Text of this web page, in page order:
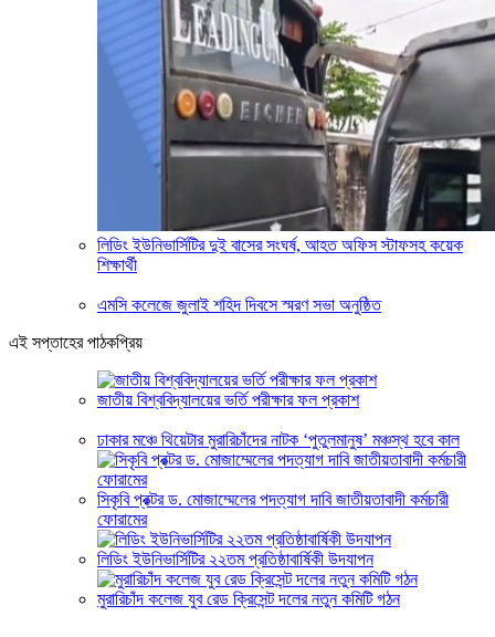
লিডিং ইউনিভার্সিটির দুই বাসের সংঘর্ষ, আহত অফিস স্টাফসহ কয়েক
শিক্ষার্থী
এমসি কলেজে জুলাই শহিদ দিবসে স্মরণ সভা অনুষ্ঠিত
এই সপ্তাহের পাঠকপ্রিয়
জাতীয় বিশ্ববিদ্যালয়ের ভর্তি পরীক্ষার ফল প্রকাশ
ঢাকার মঞ্চে থিয়েটার মুরারিচাঁদের নাটক ‘পুতুলমানুষ’ মঞ্চস্থ হবে কাল
সিকৃবি প্রক্টর ড. মোজাম্মেলের পদত্যাগ দাবি জাতীয়তাবাদী কর্মচারী
ফোরামের
লিডিং ইউনিভার্সিটির ২২তম প্রতিষ্ঠাবার্ষিকী উদযাপন
মুরারিচাঁদ কলেজ যুব রেড ক্রিসেন্ট দলের নতুন কমিটি গঠন